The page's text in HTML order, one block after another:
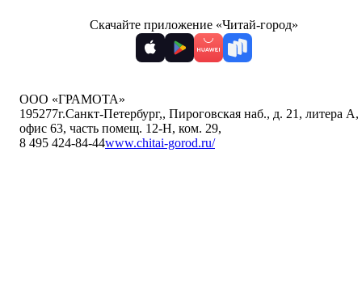
Скачайте приложение «Читай-город»
ООО «ГРАМОТА»
195277г.Санкт-Петербург,, Пироговская наб., д. 21, литера А,
офис 63, часть помещ. 12-Н, ком. 29,
8 495 424-84-44www.chitai-gorod.ru/